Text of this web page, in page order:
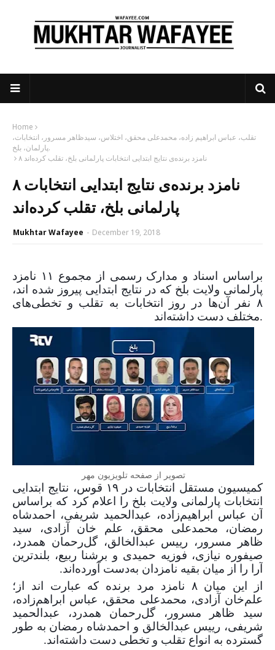
Home
تقلب، عباس ابراهیم زاده، محمدعلی محقق، اختلاس، سیدظاهر مسرور، انتخابات،
پارلمان، بلخ.
۸ نامزد برنده‌ی نتایج ابتدایی انتخابات پارلمانی بلخ، تقلب کرده‌اند
۸ نامزد برنده‌ی نتایج ابتدایی انتخابات
پارلمانی بلخ، تقلب کرده‌اند
Mukhtar Wafayee - December 19, 2018
براساس اسناد و مدارک رسمی از مجموع ۱۱ نامزد
پارلمانی ولایت بلخ که در نتایج ابتدایی پیروز شده اند،
۸ نفر آن‌ها در روز انتخابات به تقلب و تخطی‌های
مختلف دست داشته‌اند.
تصویر از صفحه تلویزیون مهر
کمیسیون مستقل انتخابات در ۱۹ قوس، نتایج ابتدایی
انتخابات پارلمانی ولایت بلخ را اعلام کرد که براساس
آن عباس ابراهیم‌زاده، عبدالحمید شریفی، احمدشاه
رمضان، محمدعلی محقق، علم خان آزادی، سید
ظاهر مسرور، رییس عبدالخالق، گل‌رحمان همدرد،
صیفوره نیازی، فوزیه حمیدی و برشنا ربیع، بلندترین
آرا را از میان بقیه نامزدان به‌دست آورده‌اند.
از این میان ۸ نامزد مرد برنده که عبارت اند از؛
علم‌خان آزادی، محمدعلی محقق، عباس ابراهم‌زاده،
سید ظاهر مسرور، گل‌رحمان همدرد، عبدالحمید
شریفی، رییس عبدالخالق و احمدشاه رمضان به طور
گسترده به انواع تقلب و تخطی دست داشته‌اند.